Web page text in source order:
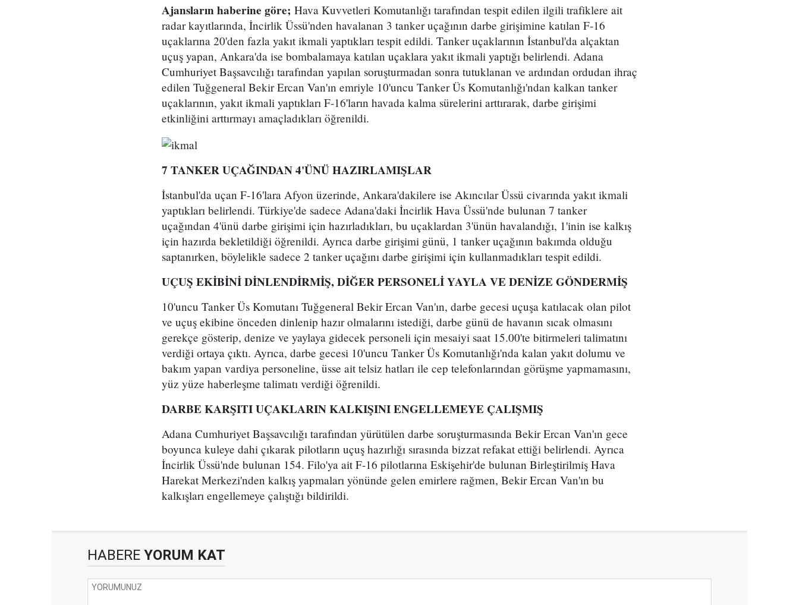
Ajansların haberine göre; Hava Kuvvetleri Komutanlığı tarafından tespit edilen ilgili trafiklere ait
radar kayıtlarında, İncirlik Üssü'nden havalanan 3 tanker uçağının darbe girişimine katılan F-16
uçaklarına 20'den fazla yakıt ikmali yaptıkları tespit edildi. Tanker uçaklarının İstanbul'da alçaktan
uçuş yapan, Ankara'da ise bombalamaya katılan uçaklara yakıt ikmali yaptığı belirlendi. Adana
Cumhuriyet Başsavcılığı tarafından yapılan soruşturmadan sonra tutuklanan ve ardından ordudan ihraç
edilen Tuğgeneral Bekir Ercan Van'ın emriyle 10'uncu Tanker Üs Komutanlığı'ndan kalkan tanker
uçaklarının, yakıt ikmali yaptıkları F-16'ların havada kalma sürelerini arttırarak, darbe girişimi
etkinliğini arttırmayı amaçladıkları öğrenildi.
7 TANKER UÇAĞINDAN 4'ÜNÜ HAZIRLAMIŞLAR
İstanbul'da uçan F-16'lara Afyon üzerinde, Ankara'dakilere ise Akıncılar Üssü civarında yakıt ikmali
yaptıkları belirlendi. Türkiye'de sadece Adana'daki İncirlik Hava Üssü'nde bulunan 7 tanker
uçağından 4'ünü darbe girişimi için hazırladıkları, bu uçaklardan 3'ünün havalandığı, 1'inin ise kalkış
için hazırda bekletildiği öğrenildi. Ayrıca darbe girişimi günü, 1 tanker uçağının bakımda olduğu
saptanırken, böylelikle sadece 2 tanker uçağını darbe girişimi için kullanmadıkları tespit edildi.
UÇUŞ EKİBİNİ DİNLENDİRMİŞ, DİĞER PERSONELİ YAYLA VE DENİZE GÖNDERMİŞ
10'uncu Tanker Üs Komutanı Tuğgeneral Bekir Ercan Van'ın, darbe gecesi uçuşa katılacak olan pilot
ve uçuş ekibine önceden dinlenip hazır olmalarını istediği, darbe günü de havanın sıcak olmasını
gerekçe gösterip, denize ve yaylaya gidecek personeli için mesaiyi saat 15.00'te bitirmeleri talimatını
verdiği ortaya çıktı. Ayrıca, darbe gecesi 10'uncu Tanker Üs Komutanlığı'nda kalan yakıt dolumu ve
bakım yapan vardiya personeline, üsse ait telsiz hatları ile cep telefonlarından görüşme yapmamasını,
yüz yüze haberleşme talimatı verdiği öğrenildi.
DARBE KARŞITI UÇAKLARIN KALKIŞINI ENGELLEMEYE ÇALIŞMIŞ
Adana Cumhuriyet Başsavcılığı tarafından yürütülen darbe soruşturmasında Bekir Ercan Van'ın gece
boyunca kuleye dahi çıkarak pilotların uçuş hazırlığı sırasında bizzat refakat ettiği belirlendi. Ayrıca
İncirlik Üssü'nde bulunan 154. Filo'ya ait F-16 pilotlarına Eskişehir'de bulunan Birleştirilmiş Hava
Harekat Merkezi'nden kalkış yapmaları yönünde gelen emirlere rağmen, Bekir Ercan Van'ın bu
kalkışları engellemeye çalıştığı bildirildi.
HABERE YORUM KAT